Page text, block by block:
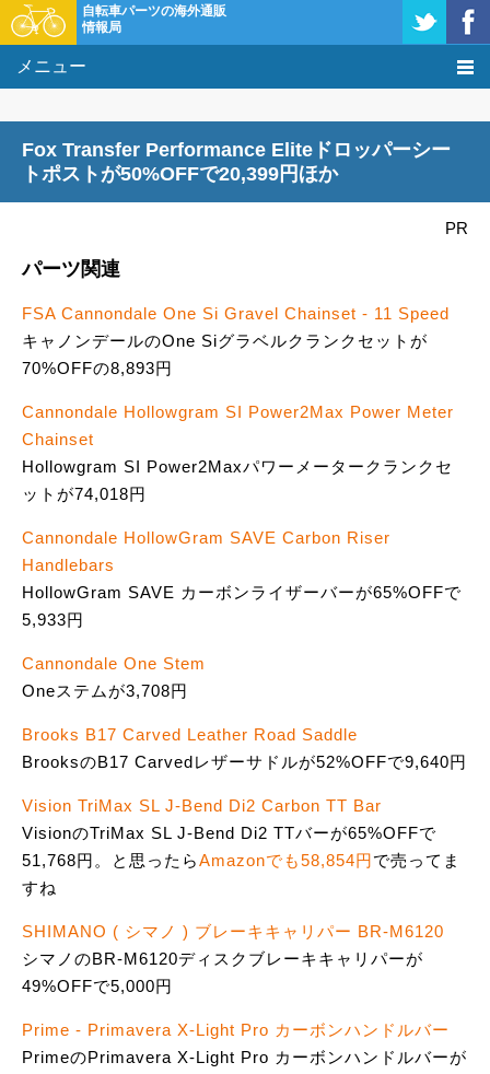
自転車パーツの海外通販
情報局
メニュー
タレコミ掲示板
クーポン＆セール
Fox Transfer Performance Eliteドロッパーシー
トポストが50%OFFで20,399円ほか
PR
パーツ関連
FSA Cannondale One Si Gravel Chainset - 11 Speed
キャノンデールのOne Siグラベルクランクセットが
70%OFFの8,893円
Cannondale Hollowgram SI Power2Max Power Meter
Chainset
Hollowgram SI Power2Maxパワーメータークランクセ
ットが74,018円
Cannondale HollowGram SAVE Carbon Riser
Handlebars
HollowGram SAVE カーボンライザーバーが65%OFFで
5,933円
Cannondale One Stem
Oneステムが3,708円
Brooks B17 Carved Leather Road Saddle
BrooksのB17 Carvedレザーサドルが52%OFFで9,640円
Vision TriMax SL J-Bend Di2 Carbon TT Bar
VisionのTriMax SL J-Bend Di2 TTバーが65%OFFで
51,768円。と思ったらAmazonでも58,854円で売ってま
すね
SHIMANO ( シマノ ) ブレーキキャリパー BR-M6120
シマノのBR-M6120ディスクブレーキキャリパーが
49%OFFで5,000円
Prime - Primavera X-Light Pro カーボンハンドルバー
PrimeのPrimavera X-Light Pro カーボンハンドルバーが